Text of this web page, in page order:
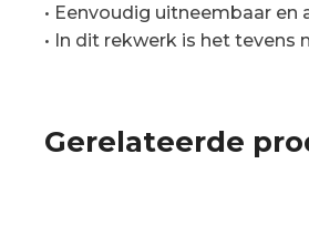
• Eenvoudig uitneembaar
• In dit rekwerk is het
Gerelateerde